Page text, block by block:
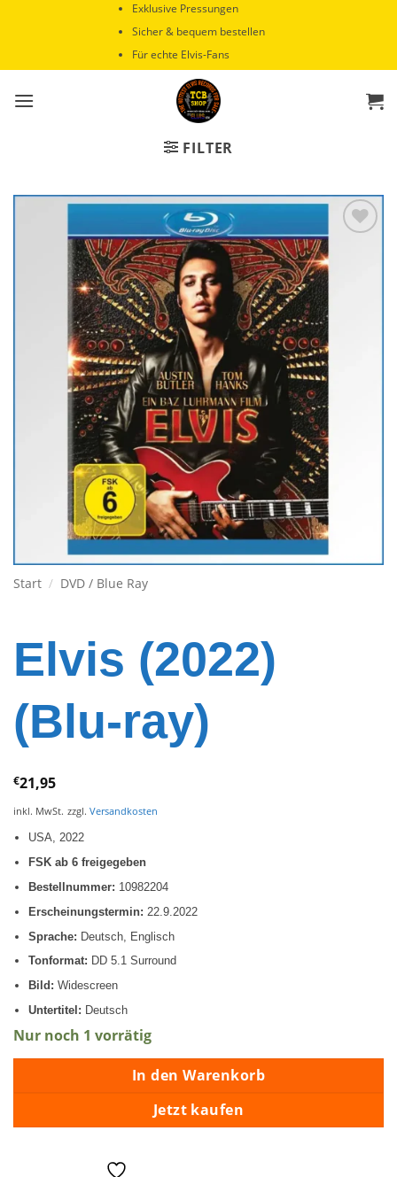
Exklusive Pressungen
Sicher & bequem bestellen
Für echte Elvis-Fans
FILTER
Zur
Wunschliste
hinzufügen
Start / DVD / Blue Ray
Elvis (2022)
(Blu-ray)
€21,95
inkl. MwSt. zzgl. Versandkosten
USA, 2022
FSK ab 6 freigegeben
Bestellnummer: 10982204
Erscheinungstermin: 22.9.2022
Sprache: Deutsch, Englisch
Tonformat: DD 5.1 Surround
Bild: Widescreen
Untertitel: Deutsch
Nur noch 1 vorrätig
In den Warenkorb
Jetzt kaufen